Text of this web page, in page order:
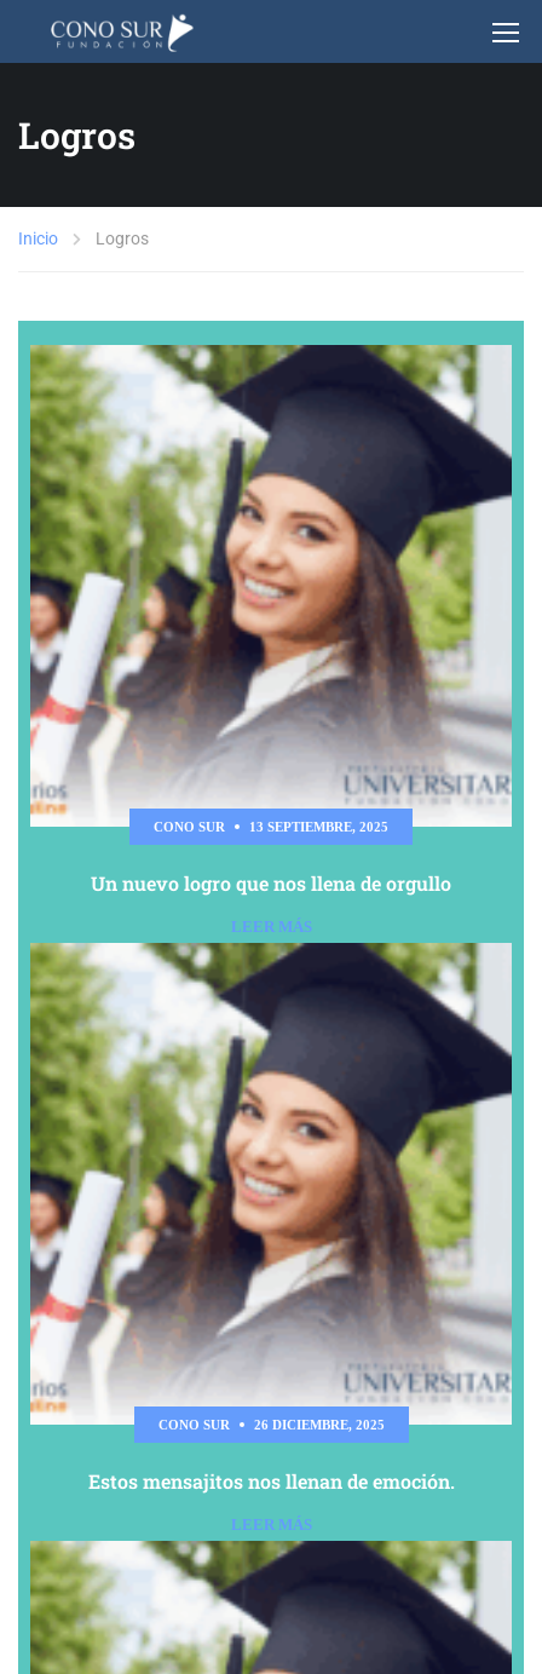
Logros
Inicio Logros
CONO SUR 13 SEPTIEMBRE, 2025
Un nuevo logro que nos llena de orgullo
LEER MÁS
CONO SUR 26 DICIEMBRE, 2025
Estos mensajitos nos llenan de emoción.
LEER MÁS